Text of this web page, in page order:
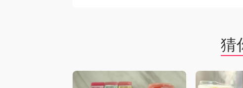
猜